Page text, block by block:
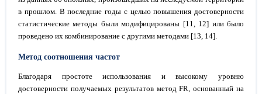
в прошлом. В последние годы с целью повышения достоверности
статистические методы были модифицированы [11, 12] или было
проведено их комбинирование с другими методами [13, 14].
Метод соотношения частот
Благодаря простоте использования и высокому уровню
достоверности получаемых результатов метод FR, основанный на